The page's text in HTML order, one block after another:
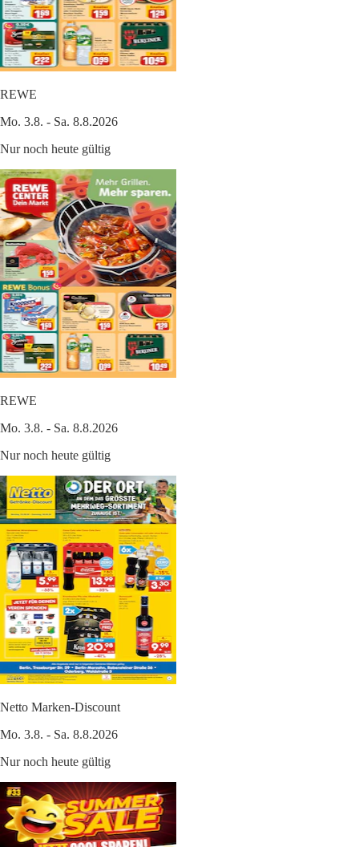
REWE
Mo. 3.8. - Sa. 8.8.2026
Nur noch heute gültig
REWE
Mo. 3.8. - Sa. 8.8.2026
Nur noch heute gültig
Netto Marken-Discount
Mo. 3.8. - Sa. 8.8.2026
Nur noch heute gültig